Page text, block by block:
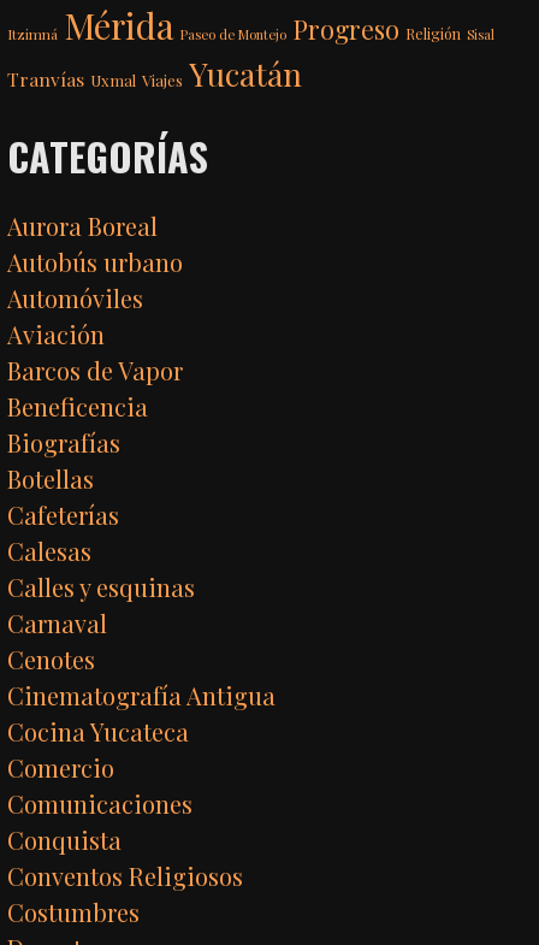
Itzimná Mérida Paseo de Montejo Progreso Religión Sisal
Tranvías Uxmal Viajes Yucatán
CATEGORÍAS
Aurora Boreal
Autobús urbano
Automóviles
Aviación
Barcos de Vapor
Beneficencia
Biografías
Botellas
Cafeterías
Calesas
Calles y esquinas
Carnaval
Cenotes
Cinematografía Antigua
Cocina Yucateca
Comercio
Comunicaciones
Conquista
Conventos Religiosos
Costumbres